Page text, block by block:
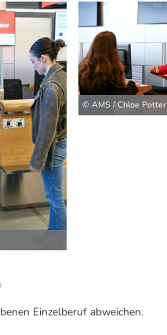
© AMS / Chloe Potter
Einzelberuf abweichen.